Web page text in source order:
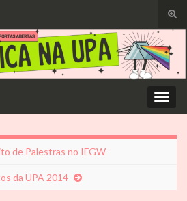
de
de Palestras no IFGW
da UPA 2014